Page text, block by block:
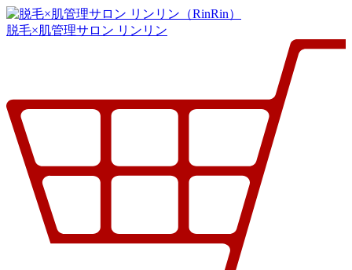
脱毛×肌管理サロン リンリン